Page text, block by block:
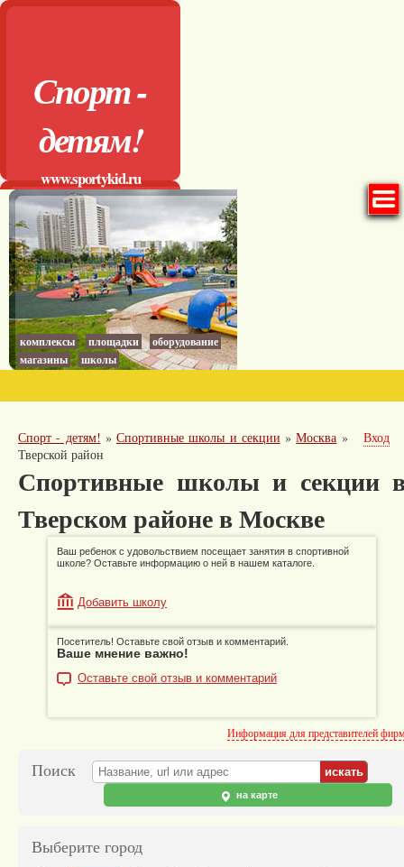
Спорт -
детям!
www.sportykid.ru
комплексы площадки
оборудование
магазины
школы
Спорт - детям! » Спортивные школы и секции »Москва »
Тверской район
Вход
Спортивные школы и секции
Тверском районе в Москве
Ваш ребенок с удовольствием посещает занятия в спортивной
школе? Оставьте информацию о ней в нашем каталоге.
Добавить школу
Посетитель! Оставьте свой отзыв и комментарий.
Ваше мнение важно!
Оставьте свой отзыв и комментарий
Информация для представителей
Поиск
на карте
Выберите город